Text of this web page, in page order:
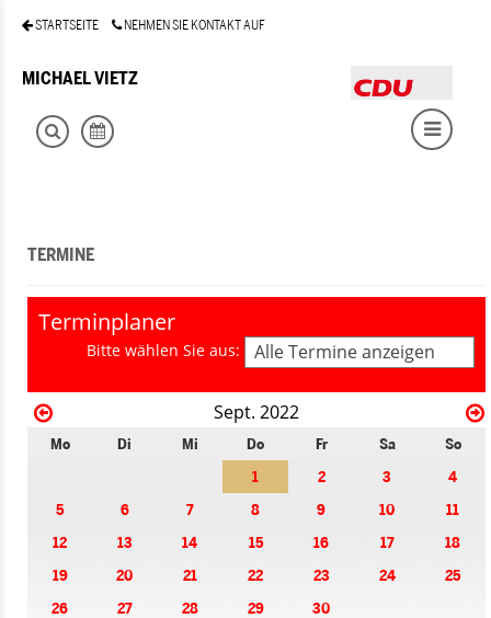
STARTSEITE NEHMEN SIE KONTAKT AUF
MICHAEL VIETZ
TERMINE
Terminplaner
Bitte wählen Sie aus: Alle Termine anzeigen
Sept. 2022
Mo Di Mi Do Fr Sa
So
1
2 3
4
5
6 7 8 9 10
11
12
13 14 15 16 17
18
19
20 21 22 23 24
25
26
27 28 29 30